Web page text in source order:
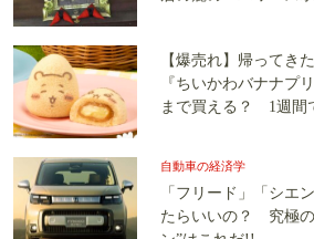
【爆売れ】帰ってき
『ちいかわバナナプ
まで買える？ 1週間
自動車の経済学
「フリード」「シエ
たらいいの？ 究極